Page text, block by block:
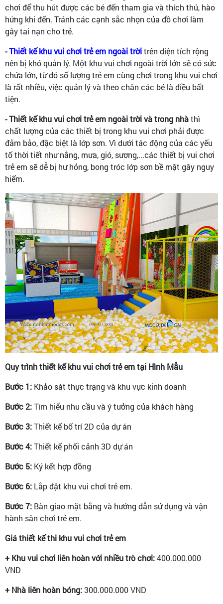
chơi để thu hút được các bé đến tham gia và thích thú, hào
hứng khi đến. Tránh các cạnh sắc nhọn của đồ chơi làm
gây tai nạn cho trẻ.
-Thiết kế khu vui chơi trẻ em ngoài trờitrên diện tích rộng
nên bị khó quản lý. Một khu vui chơi ngoài trời lớn sẽ có sức
chứa lớn, từ đó số lượng trẻ em cùng chơi trong khu vui chơi
là rất nhiều, việc quản lý và theo chân các bé là điều bất
tiện.
- Thiết kế khu vui chơi trẻ em ngoài trời và trong nhàthì
chất lượng của các thiết bị trong khu vui chơi phải được
đảm bảo, đặc biệt là lớp sơn. Vì dưới tác động của các yếu
tố thời tiết như nắng, mưa, gió, sương,...các thiết bị vui chơi
trẻ em sẽ dễ bị hư hỏng, bong tróc lớp sơn bề mặt gây nguy
hiểm.
Quy trình thiết kế khu vui chơi trẻ em tại Hình Mẫu
Bước 1: Khảo sát thực trạng và khu vực kinh doanh
Bước 2:Tìm hiểu nhu cầu và ý tưởng của khách hàng
Bước 3:Thiết kế bố trí 2D của dự án
Bước 4:Thiết kế phối cảnh 3D dự án
Bước 5: Ký kết hợp đồng
Bước 6: Lắp đặt khu vui chơi trẻ em.
Bước 7: Bàn giao mặt bằng và hướng dẫn sử dụng và vận
hành sân chơi trẻ em.
Giá thiết kế thi khu vui chơi trẻ em
+ Khu vui chơi liên hoàn với nhiều trò chơi:400.000.000
VND
+ Nhà liên hoàn bóng:300.000.000 VND